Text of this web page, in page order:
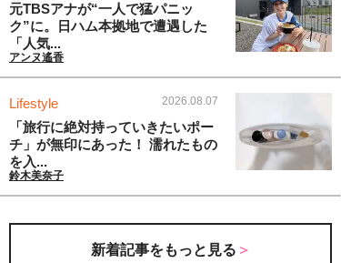
元TBSアナが“一人で猛パニッ
ク”に。日ハム本拠地で遭遇した
「人気...
アンヌ遙香
Lifestyle 2026.08.07
「旅行に絶対持っていきたいポー
チ」が無印にあった！ 濡れたもの
を入...
鈴木美奈子
新着記事をもっと見る